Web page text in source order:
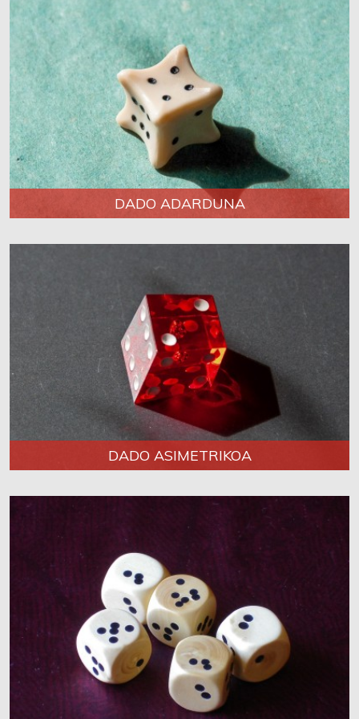
DADO ADARDUNA
DADO ASIMETRIKOA